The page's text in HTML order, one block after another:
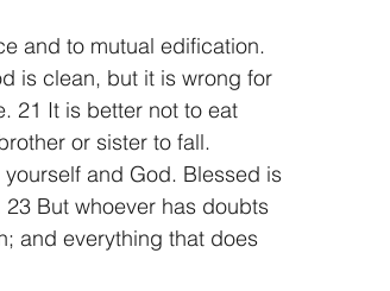
and to mutual edification.
is clean, but it is wrong for
21 It is better not to eat
or sister to fall.
and God. Blessed is
But whoever has doubts
and everything that does